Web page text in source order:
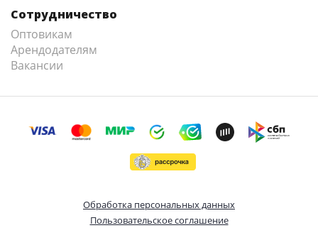
Сотрудничество
Оптовикам
Арендодателям
Вакансии
Обработка персональных данных
Пользовательское соглашение